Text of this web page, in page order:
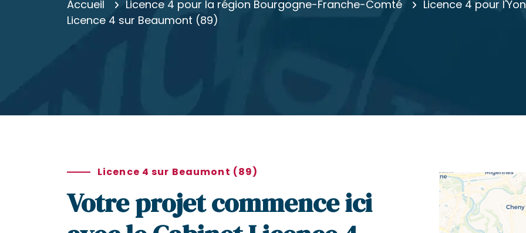
Accueil Licence 4 pour la région Bourgogne-Franche-Comté
Licence 4 pour
Licence 4 sur Beaumont (89)
Licence 4 sur Beaumont (89)
Votre projet commence ici